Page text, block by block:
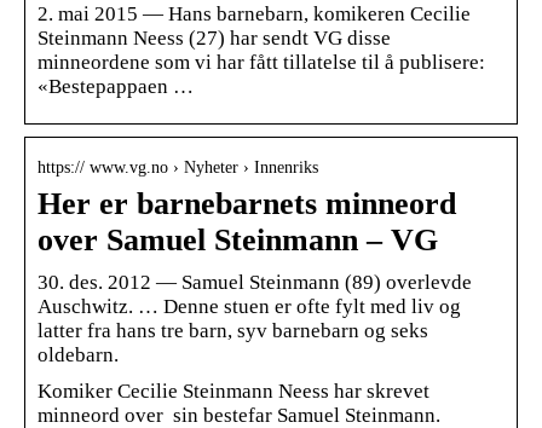
2. mai 2015 — Hans barnebarn, komikeren Cecilie
Steinmann Neess (27) har sendt VG disse
minneordene som vi har fått tillatelse til å publisere:
«Bestepappaen …
https:// www.vg.no › Nyheter › Innenriks
Her er barnebarnets minneord
over Samuel Steinmann – VG
30. des. 2012 — Samuel Steinmann (89) overlevde
Auschwitz. … Denne stuen er ofte fylt med liv og
latter fra hans tre barn, syv barnebarn og seks
oldebarn.
Komiker Cecilie Steinmann Neess har skrevet
minneord over sin bestefar Samuel Steinmann.